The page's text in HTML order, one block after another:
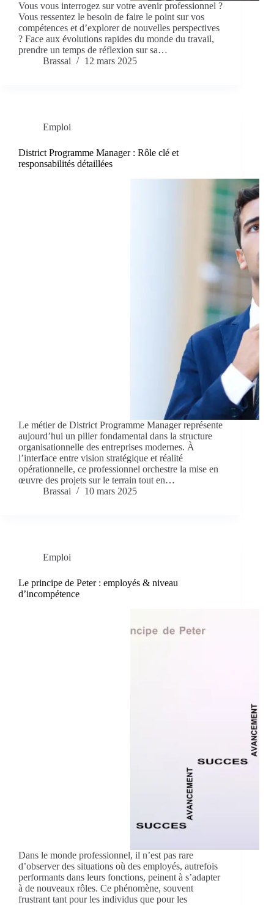
Vous vous interrogez sur votre avenir professionnel ?
Vous ressentez le besoin de faire le point sur vos
compétences et d’explorer de nouvelles perspectives
? Face aux évolutions rapides du monde du travail,
prendre un temps de réflexion sur sa…
Brassai
12 mars 2025
Emploi
District Programme Manager : Rôle clé et
responsabilités détaillées
Le métier de District Programme Manager représente
aujourd’hui un pilier fondamental dans la structure
organisationnelle des entreprises modernes. À
l’interface entre vision stratégique et réalité
opérationnelle, ce professionnel orchestre la mise en
œuvre des projets sur le terrain tout en…
Brassai
10 mars 2025
Emploi
Le principe de Peter : employés & niveau
d’incompétence
Dans le monde professionnel, il n’est pas rare
d’observer des situations où des employés, autrefois
performants dans leurs fonctions, peinent à s’adapter
à de nouveaux rôles. Ce phénomène, souvent
frustrant tant pour les individus que pour les